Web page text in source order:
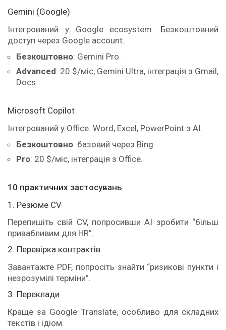
Gemini (Google)
Інтегрований у Google ecosystem. Безкоштовний
доступ через Google account.
Безкоштовно: Gemini Pro.
Advanced: 20 $/міс, Gemini Ultra, інтеграція з Gmail,
Docs.
Microsoft Copilot
Інтегрований у Office. Word, Excel, PowerPoint з AI.
Безкоштовно: базовий через Bing.
Pro: 20 $/міс, інтеграція з Office.
10 практичних застосувань
1. Резюме CV
Перепишіть свій CV, попросивши AI зробити “більш
привабливим для HR”.
2. Перевірка контрактів
Завантажте PDF, попросіть знайти “ризикові пункти і
незрозумілі терміни”.
3. Переклади
Краще за Google Translate, особливо для складних
текстів і ідіом.